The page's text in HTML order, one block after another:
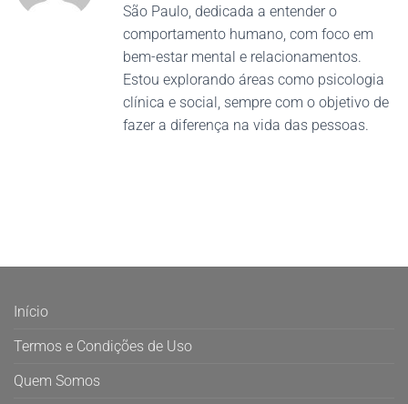
São Paulo, dedicada a entender o
comportamento humano, com foco em
bem-estar mental e relacionamentos.
Estou explorando áreas como psicologia
clínica e social, sempre com o objetivo de
fazer a diferença na vida das pessoas.
Início
Termos e Condições de Uso
Quem Somos